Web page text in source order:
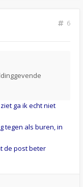
6
ga ik echt niet
tegen als buren, in
de post beter